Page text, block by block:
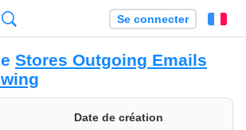
Se connecter
Stores Outgoing Emails
Date de création